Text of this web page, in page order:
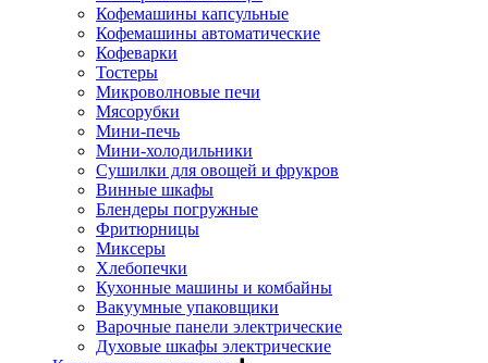
Кофемашины капсульные
Кофемашины автоматические
Кофеварки
Тостеры
Микроволновые печи
Мясорубки
Мини-печь
Мини-холодильники
Сушилки для овощей и фрукров
Винные шкафы
Блендеры погружные
Фритюрницы
Миксеры
Хлебопечки
Кухонные машины и комбайны
Вакуумные упаковщики
Варочные панели электрические
Духовые шкафы электрические